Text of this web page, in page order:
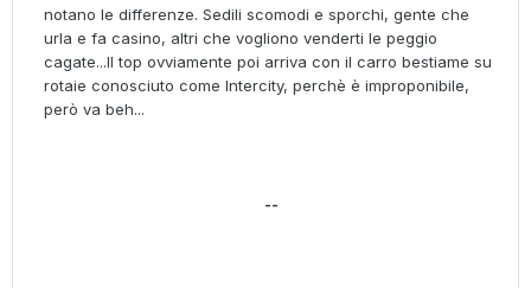
notano le differenze. Sedili scomodi e sporchi, gente che
urla e fa casino, altri che vogliono venderti le peggio
cagate...Il top ovviamente poi arriva con il carro bestiame su
rotaie conosciuto come Intercity, perchè è improponibile,
però va beh...
--